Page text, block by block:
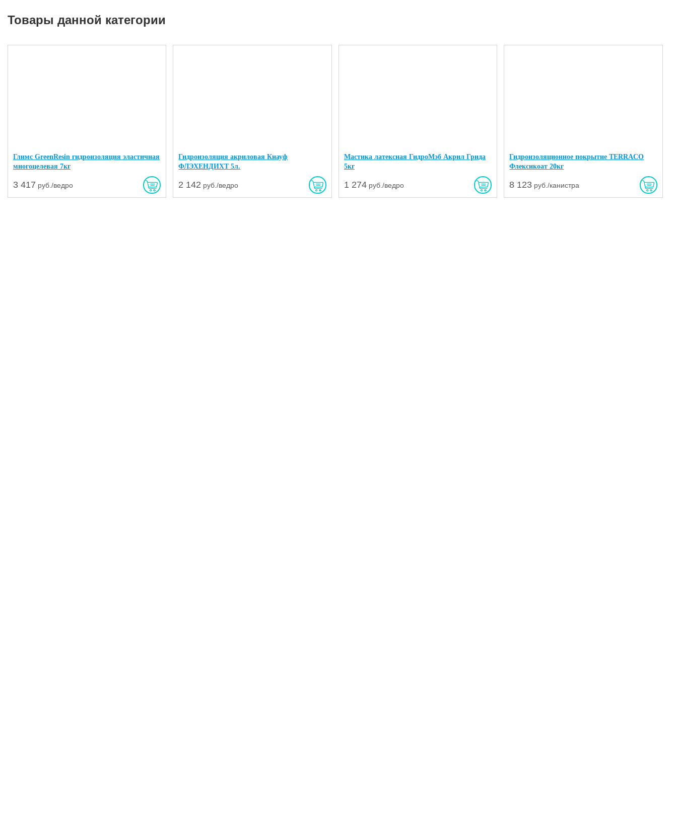
Товары данной категории
Глимс GreenResin гидроизоляция эластичная
многоцелевая 7кг
3 417 руб./ведро
Гидроизоляция акриловая Кнауф
ФЛЭХЕНДИХТ 5л.
2 142 руб./ведро
Мастика латексная ГидроМэб Акрил Грида
5кг
1 274руб./ведро
Гидроизоляционное покрытие TERRACO
Флексикоат 20кг
8 123 руб./канистра